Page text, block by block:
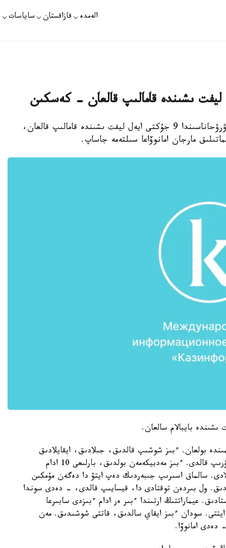
الەمدە قازاقستان ساياسات
استانا. قازاقپارات - الماتىداعى جۇقپالى اۋرۋلار اۋرۋحاناسىندا 9 جۇكتى ايەل ليفت ىشىندە قامالىپ قالعان،
بولعان. ءبىز شوشىپ قالدىق، جىلادىق، ايقايلادىق
(...) ليفت ەكىنشى جانە ءۇشىنشى قابات اراسىندا تۇرىپ قالدى. ءبىز مەدبيكەمەن بولدىق، بارلىعى 10 ادام
كوتەرە الادى. سالماق اسىرىپ جىبەردىك دەپ ايتۋ دا دەگەن مۇمكىن
ول بىردەن توقتادى دا، قيسايىپ قالدى، - دەدى سوندا
عيماراتتىڭ ارتىندا ءبىر ەر ادام ءبىزدى سابىرعا
ايتتى. سودان ءبىز ايقاي سالدىق، قاتتى شوشىدىق. مەن
دەدى امانوۆا.